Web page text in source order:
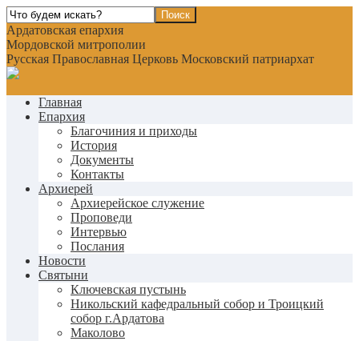
Ардатовская епархия
Мордовской митрополии
Русская Православная Церковь Московский патриархат
Главная
Епархия
Благочиния и приходы
История
Документы
Контакты
Архиерей
Архиерейское служение
Проповеди
Интервью
Послания
Новости
Святыни
Ключевская пустынь
Никольский кафедральный собор и Троицкий
собор г.Ардатова
Маколово